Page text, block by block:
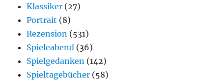
Klassiker (27)
Portrait (8)
Rezension (531)
Spieleabend (36)
Spielgedanken (142)
Spieltagebücher (58)